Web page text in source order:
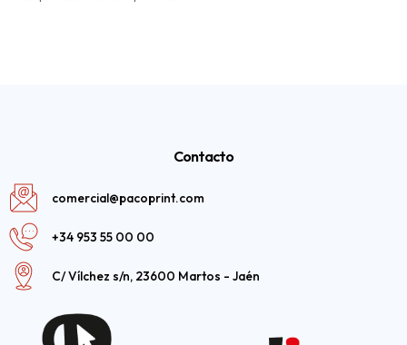
Contacto
comercial@pacoprint.com
+34 953 55 00 00
C/ Vílchez s/n, 23600 Martos - Jaén